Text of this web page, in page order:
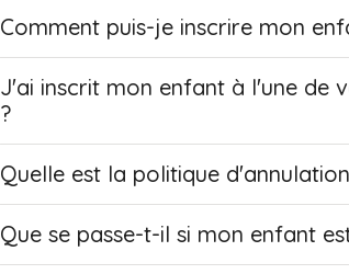
Comment puis-je inscrire mon
J'ai inscrit mon enfant à l'une de
?
Quelle est la politique
Que se passe-t-il si mon enfant